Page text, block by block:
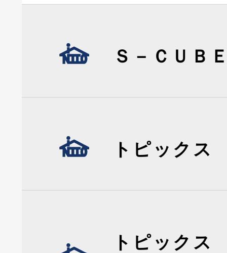
Ｓ－ＣＵＢ
トピックス
トピックス